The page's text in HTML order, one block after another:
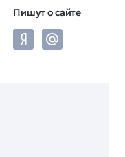
Пишут о сайте